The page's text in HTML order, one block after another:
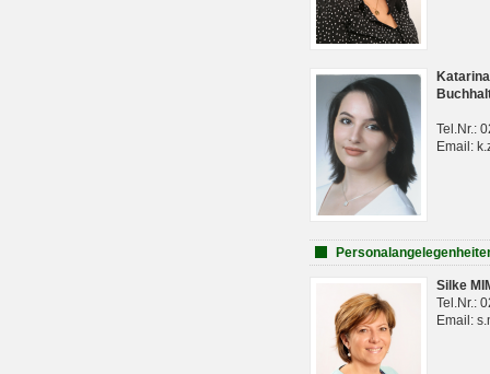
Tel.Nr.:
Email:
Silke
Tel.Nr.:
Email: